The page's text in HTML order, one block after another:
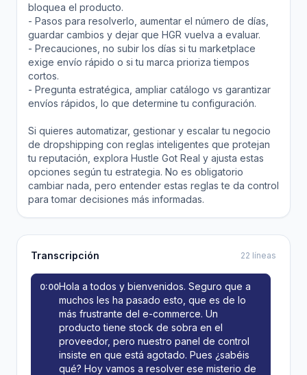
bloquea el producto.
- Pasos para resolverlo, aumentar el número de días,
guardar cambios y dejar que HGR vuelva a evaluar.
- Precauciones, no subir los días si tu marketplace
exige envío rápido o si tu marca prioriza tiempos
cortos.
- Pregunta estratégica, ampliar catálogo vs garantizar
envíos rápidos, lo que determine tu configuración.
Si quieres automatizar, gestionar y escalar tu negocio
de dropshipping con reglas inteligentes que protejan
tu reputación, explora Hustle Got Real y ajusta estas
opciones según tu estrategia. No es obligatorio
cambiar nada, pero entender estas reglas te da control
para tomar decisiones más informadas.
Transcripción 22 líneas
0:00Hola a todos y bienvenidos. Seguro que a
muchos les ha pasado esto, que es de lo
más frustrante del e-commerce. Un
producto tiene stock de sobra en el
proveedor, pero nuestro panel de control
insiste en que está agotado. Pues ¿sabéis
qué? Hoy vamos a resolver ese misterio de